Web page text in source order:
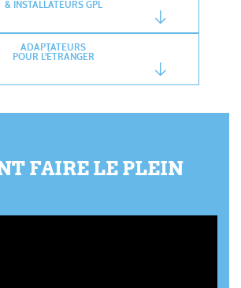
& INSTALLATEURS GPL
ADAPTATEURS
POUR L'ÉTRANGER
FAIRE LE PLEIN